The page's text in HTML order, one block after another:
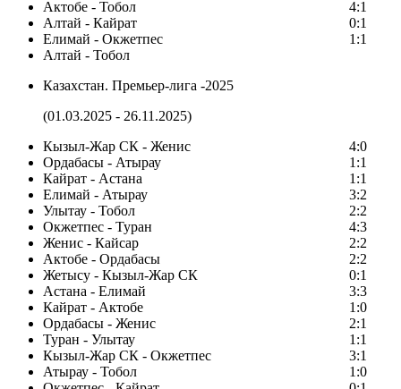
Актобе - Тобол
4:1
Алтай - Кайрат
0:1
Елимай - Окжетпес
1:1
Алтай - Тобол
Казахстан. Премьер-лига -2025
(01.03.2025 - 26.11.2025)
Кызыл-Жар СК - Женис
4:0
Ордабасы - Атырау
1:1
Кайрат - Астана
1:1
Елимай - Атырау
3:2
Улытау - Тобол
2:2
Окжетпес - Туран
4:3
Женис - Кайсар
2:2
Актобе - Ордабасы
2:2
Жетысу - Кызыл-Жар СК
0:1
Астана - Елимай
3:3
Кайрат - Актобе
1:0
Ордабасы - Женис
2:1
Туран - Улытау
1:1
Кызыл-Жар СК - Окжетпес
3:1
Атырау - Тобол
1:0